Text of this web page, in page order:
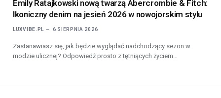
Emily Ratajkowski nową twarzą Abercrombie & Fitch:
Ikoniczny denim na jesień 2026 w nowojorskim stylu
LUXVIBE.PL 6 SIERPNIA 2026
Zastanawiasz się, jak będzie wyglądać nadchodzący sezon w
modzie ulicznej? Odpowiedź prosto z tętniących życiem…